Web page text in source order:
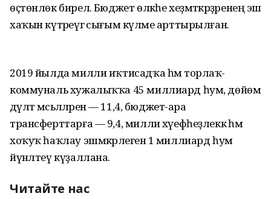
өҫтөнлөк бирелә. Бюджет өлкәһе хеҙмәткәрҙәренең эш
хаҡын күтәреүгә сығым күләме арттырылған.
2019 йылда милли иҡтисадҡа һәм торлаҡ-
коммуналь хужалыҡҡа 45 миллиард һум, дөйөм
дәүләт мәсьәләләренә — 11,4, бюджет-ара
трансферттарға — 9,4, милли хәүефһеҙлеккә һәм
хоҡуҡ һаҡлау эшмәкәрлегенә 1 миллиард һум
йүнәлтеү күҙаллана.
Читайте нас